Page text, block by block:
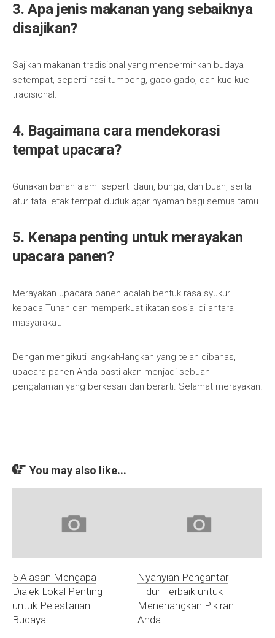
3. Apa jenis makanan yang sebaiknya
disajikan?
Sajikan makanan tradisional yang mencerminkan budaya
setempat, seperti nasi tumpeng, gado-gado, dan kue-kue
tradisional.
4. Bagaimana cara mendekorasi
tempat upacara?
Gunakan bahan alami seperti daun, bunga, dan buah, serta
atur tata letak tempat duduk agar nyaman bagi semua tamu.
5. Kenapa penting untuk merayakan
upacara panen?
Merayakan upacara panen adalah bentuk rasa syukur
kepada Tuhan dan memperkuat ikatan sosial di antara
masyarakat.
Dengan mengikuti langkah-langkah yang telah dibahas,
upacara panen Anda pasti akan menjadi sebuah
pengalaman yang berkesan dan berarti. Selamat merayakan!
You may also like...
5 Alasan Mengapa
Dialek Lokal Penting
untuk Pelestarian
Budaya
Nyanyian Pengantar
Tidur Terbaik untuk
Menenangkan Pikiran
Anda